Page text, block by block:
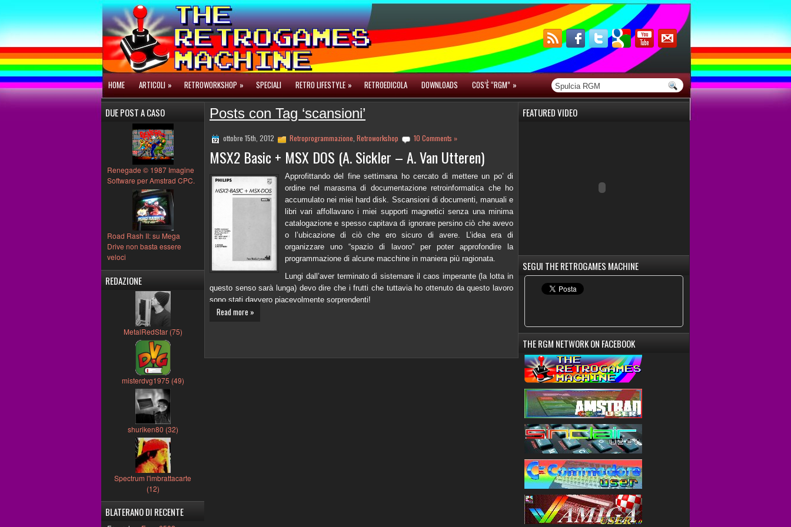
HOME ARTICOLI » RETROWORKSHOP » SPECIALI RETRO LIFESTYLE » RETROEDICOLA DOWNLOADS COS’È “RGM” »
DUE POST A CASO
Renegade © 1987 Imagine
Software per Amstrad CPC.
Road Rash II: su Mega
Drive non basta essere
veloci
REDAZIONE
MetalRedStar (75)
misterdvg1975 (49)
shuriken80 (32)
Spectrum l'imbrattacarte
(12)
BLATERANO DI RECENTE
Posts con Tag ‘scansioni’
ottobre 15th, 2012 Retroprogrammazione Retroworkshop 10 Comments »
MSX2 Basic + MSX DOS (A. Sickler – A. Van Utteren)
Approfittando del fine settimana ho cercato di mettere un po’ di
ordine nel marasma di documentazione retroinformatica che ho
accumulato nei miei hard disk. Sscansioni di documenti, manuali e
libri vari affollavano i miei supporti magnetici senza una minima
catalogazione e spesso capitava di ignorare persino ciò che avevo
o l’ubicazione di ciò che ero sicuro di avere. L’idea era di
organizzare uno “spazio di lavoro” per poter approfondire la
programmazione di alcune macchine in maniera più ragionata.
Lungi dall’aver terminato di sistemare il caos imperante (la lotta in
questo senso sarà lunga) devo dire che i frutti che tuttavia ho ottenuto da questo lavoro
sono stati davvero piacevolmente sorprendenti!
Read more »
FEATURED VIDEO
SEGUI THE RETROGAMES MACHINE
THE RGM NETWORK ON FACEBOOK